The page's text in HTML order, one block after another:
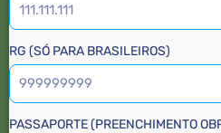
RG (SÓ PARA BRASILEIROS)
PASSAPORTE (PREENCHIMENTO